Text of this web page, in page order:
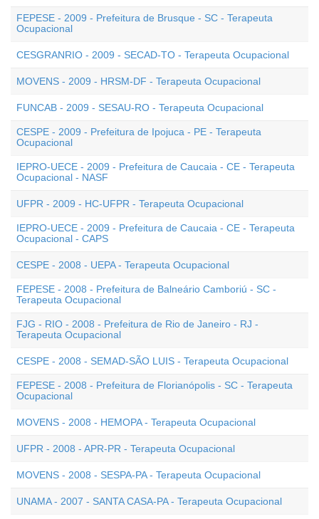
FEPESE - 2009 - Prefeitura de Brusque - SC - Terapeuta
Ocupacional
CESGRANRIO - 2009 - SECAD-TO - Terapeuta Ocupacional
MOVENS - 2009 - HRSM-DF - Terapeuta Ocupacional
FUNCAB - 2009 - SESAU-RO - Terapeuta Ocupacional
CESPE - 2009 - Prefeitura de Ipojuca - PE - Terapeuta
Ocupacional
IEPRO-UECE - 2009 - Prefeitura de Caucaia - CE - Terapeuta
Ocupacional - NASF
UFPR - 2009 - HC-UFPR - Terapeuta Ocupacional
IEPRO-UECE - 2009 - Prefeitura de Caucaia - CE - Terapeuta
Ocupacional - CAPS
CESPE - 2008 - UEPA - Terapeuta Ocupacional
FEPESE - 2008 - Prefeitura de Balneário Camboriú - SC -
Terapeuta Ocupacional
FJG - RIO - 2008 - Prefeitura de Rio de Janeiro - RJ -
Terapeuta Ocupacional
CESPE - 2008 - SEMAD-SÃO LUIS - Terapeuta Ocupacional
FEPESE - 2008 - Prefeitura de Florianópolis - SC - Terapeuta
Ocupacional
MOVENS - 2008 - HEMOPA - Terapeuta Ocupacional
UFPR - 2008 - APR-PR - Terapeuta Ocupacional
MOVENS - 2008 - SESPA-PA - Terapeuta Ocupacional
UNAMA - 2007 - SANTA CASA-PA - Terapeuta Ocupacional